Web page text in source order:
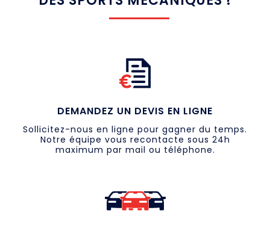
DEMANDEZ UN DEVIS EN LIGNE
Sollicitez-nous en ligne pour gagner du temps.
Notre équipe vous recontacte sous 24h
maximum par mail ou téléphone.